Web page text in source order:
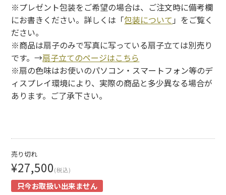
※プレゼント包装をご希望の場合は、ご注文時に備考欄
にお書きください。詳しくは「包装について 」をご覧く
ださい。
※商品は扇子のみで写真に写っている扇子立ては別売り
です。→扇子立てのページはこちら
※扇の色味はお使いのパソコン・スマートフォン等のデ
ィスプレイ環境により、実際の商品と多少異なる場合が
あります。ご了承下さい。
売り切れ
¥27,500(税込)
只今お取扱い出来ません